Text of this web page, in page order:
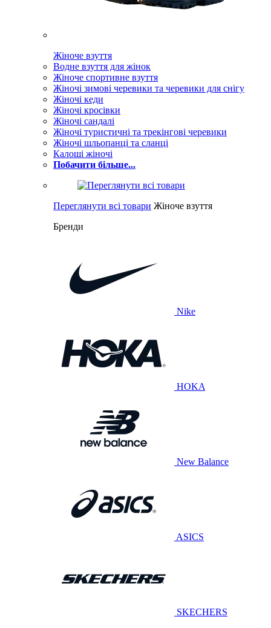
Жіноче взуття
Водне взуття для жінок
Жіноче спортивне взуття
Жіночі зимові черевики та черевики для снігу
Жіночі кеди
Жіночі кросівки
Жіночі сандалі
Жіночі туристичні та трекінгові черевики
Жіночі шльопанці та сланці
Калоші жіночі
Побачити більше...
Переглянути всі товари Жіноче взуття
Бренди
Nike
HOKA
New Balance
ASICS
SKECHERS